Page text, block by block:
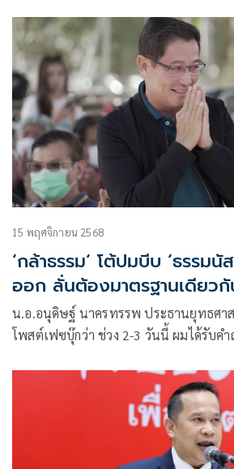
การตอบสนองด้
15 พฤศจิกายน 2568
‘กล้าธรรม‘ โต้ปมบีบ ‘ธรรม
ออก ลั่นต้องมาตรฐานเดียว
น.อ.อนุดิษฐ์ นาครทรรพ ประธานยุทธศา
โพสต์เฟซบุ๊กว่า ช่วง 2-3 วันนี้ ผมได้รับคำ